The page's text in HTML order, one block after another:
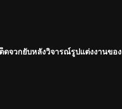
ดจวกยับหลังวิจารณ์รูปแต่งงานของ